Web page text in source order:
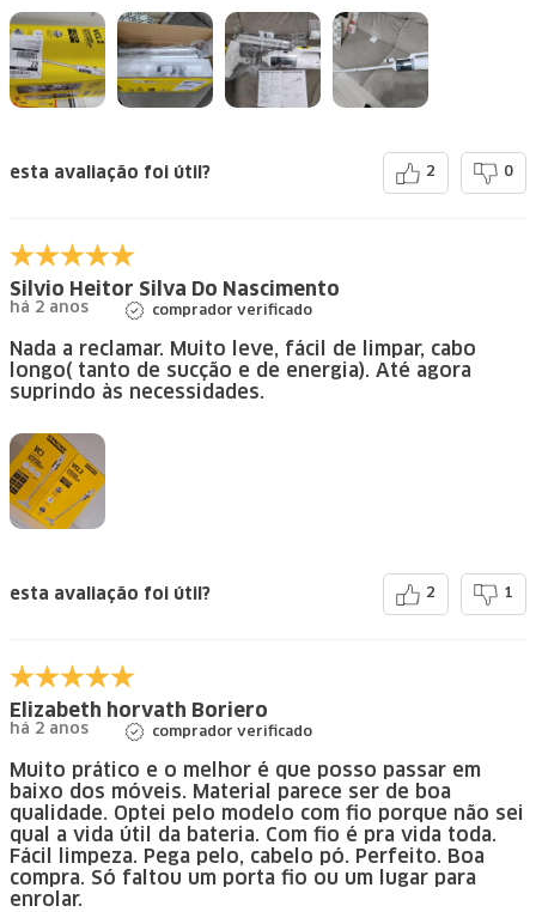
esta avaliação foi útil? 2 0
Silvio Heitor Silva Do Nascimento
há 2 anos comprador verificado
Nada a reclamar. Muito leve, fácil de limpar, cabo
longo( tanto de sucção e de energia). Até agora
suprindo às necessidades.
esta avaliação foi útil? 2 1
Elizabeth horvath Boriero
há 2 anos comprador verificado
Muito prático e o melhor é que posso passar em
baixo dos móveis. Material parece ser de boa
qualidade. Optei pelo modelo com fio porque não sei
qual a vida útil da bateria. Com fio é pra vida toda.
Fácil limpeza. Pega pelo, cabelo pó. Perfeito. Boa
compra. Só faltou um porta fio ou um lugar para
enrolar.